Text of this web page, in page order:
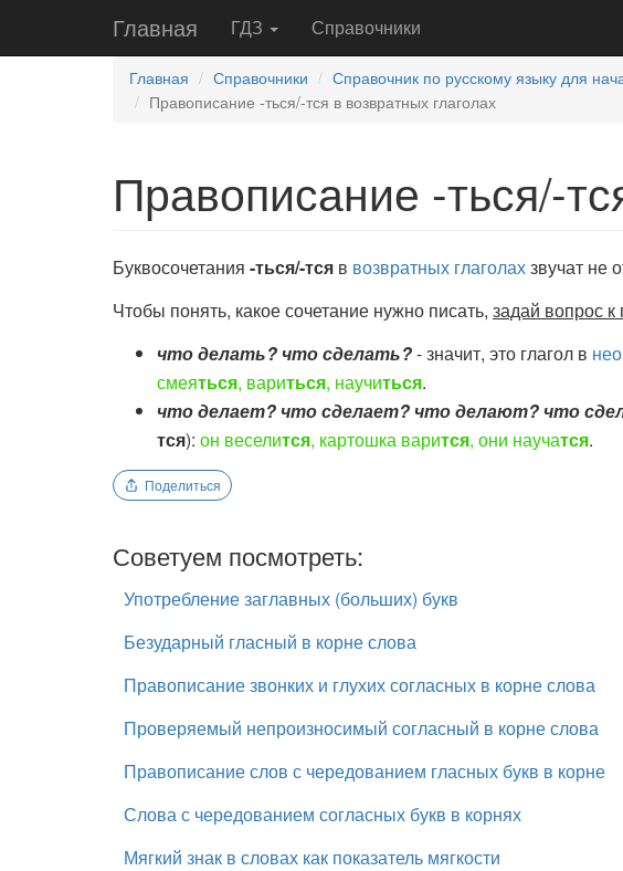
Главная ГДЗ Справочники
Главная Справочники Справочник по русскому языку для
Правописание -ться/-тся в возвратных глаголах
Правописание -ться/-
Буквосочетания -ться/-тся в возвратных глаголахзвучат не
Чтобы понять, какое сочетание нужно писать, задай вопрос к
что делать? что сделать?- значит, это глагол в
смеяться, вариться, научиться.
что делает? что сделает? что делают? что
тся): он веселится, картошка варится, они научатся.
Поделиться
Советуем посмотреть:
Употребление заглавных (больших) букв
Безударный гласный в корне слова
Правописание звонких и глухих согласных в корне слова
Проверяемый непроизносимый согласный в корне слова
Правописание слов с чередованием гласных букв в корне
Слова с чередованием согласных букв в корнях
Мягкий знак в словах как показатель мягкости